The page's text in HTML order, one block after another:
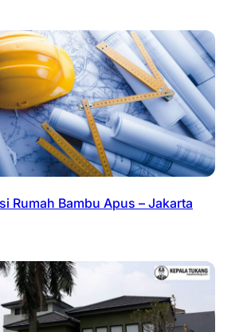
Rumah Bambu Apus – Jakarta